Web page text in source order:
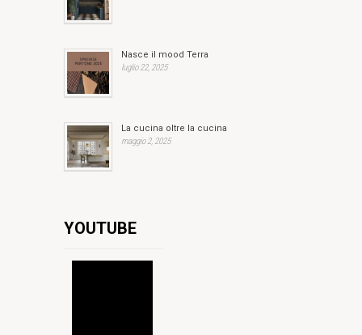
Nasce il mood Terra
luglio 22, 2025
La cucina oltre la cucina
maggio 2, 2025
YOUTUBE